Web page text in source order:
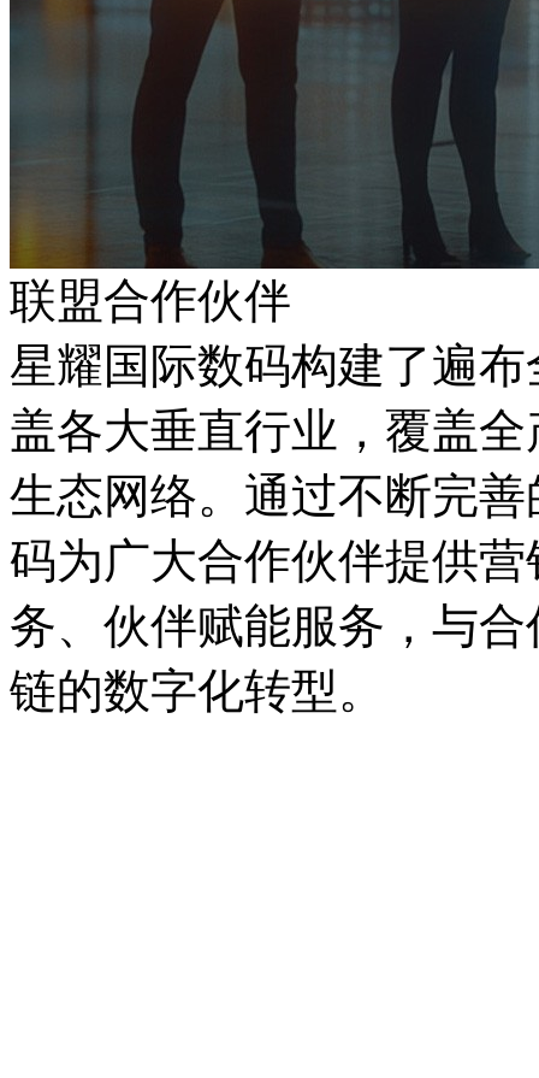
联盟合作伙伴
星耀国际数码构建了遍布全
盖各大垂直行业，覆盖
生态网络。通过不断完善
码为广大合作伙伴提供营
务、伙伴赋能服务，
链的数字化转型。